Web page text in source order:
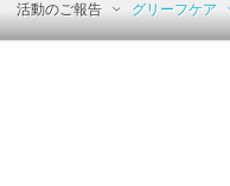
活動のご報告 グリーフケア